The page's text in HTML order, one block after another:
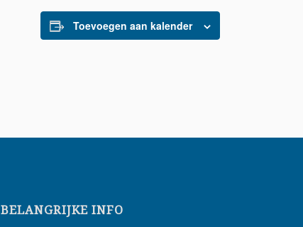
Toevoegen aan kalender
BELANGRIJKE INFO